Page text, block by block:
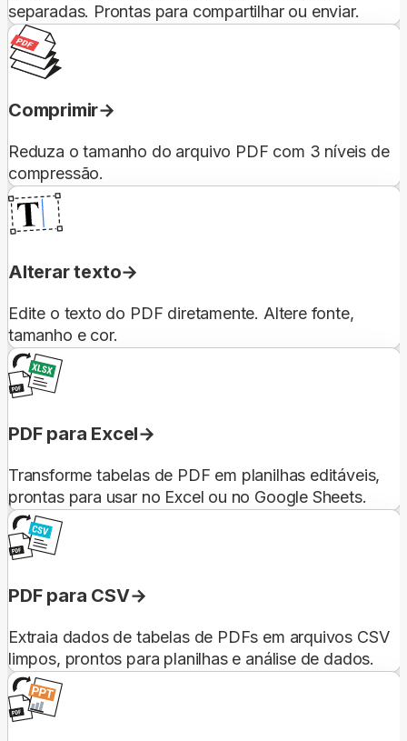
separadas. Prontas para compartilhar ou enviar.
Comprimir
Reduza o tamanho do arquivo PDF com 3 níveis de
compressão.
Alterar texto
Edite o texto do PDF diretamente. Altere fonte,
tamanho e cor.
PDF para Excel
Transforme tabelas de PDF em planilhas editáveis,
prontas para usar no Excel ou no Google Sheets.
PDF para CSV
Extraia dados de tabelas de PDFs em arquivos CSV
limpos, prontos para planilhas e análise de dados.